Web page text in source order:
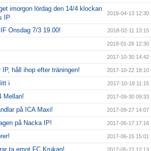
imorgon lördag den 14/4 klockan
IP
2018-04-13 12:30
Onsdag 7/3 19.00! 2018-02-11 13:15
2018-01-26 12:30
2017-10-30 14:42
håll ihop efter träningen! 2017-10-22 18:10
i 2017-10-18 11:15
Mellan! 2017-09-30 09:33
på ICA Maxi! 2017-09-27 14:07
på Nacka IP! 2017-06-17 17:16
2017-06-15 15:01
ta emot FC Krukan! 2017-05-22 12:13